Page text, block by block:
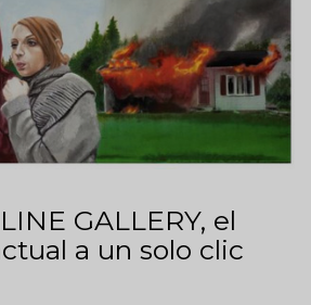
GALLERY, el
a un solo clic